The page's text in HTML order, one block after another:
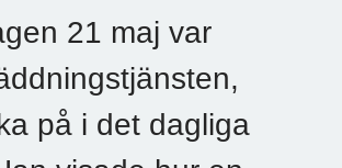
21 maj var
på i det dagliga